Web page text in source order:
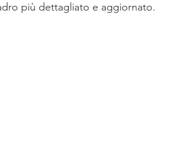
più dettagliato e aggiornato.